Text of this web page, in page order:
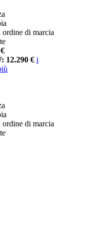
ordine di marcia
12.290 € i
ordine di marcia